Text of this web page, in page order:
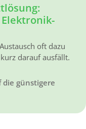
oft dazu
darauf ausfällt.
günstigere